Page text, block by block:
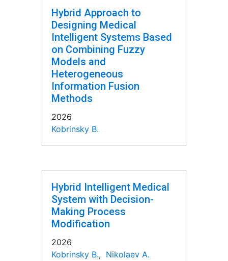
Hybrid Approach to
Designing Medical
Intelligent Systems Based
on Combining Fuzzy
Models and
Heterogeneous
Information Fusion
Methods
2026
Kobrinsky B.
Hybrid Intelligent Medical
System with Decision-
Making Process
Modification
2026
Kobrinsky B., Nikolaev A.